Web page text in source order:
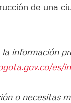
de una
información
es/
o necesitas